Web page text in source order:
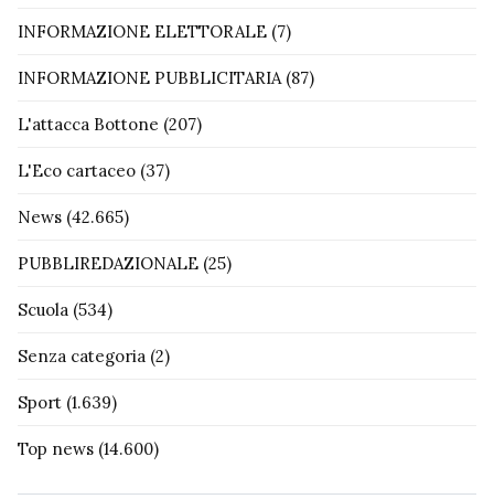
INFORMAZIONE ELETTORALE (7)
INFORMAZIONE PUBBLICITARIA(87)
L'attacca Bottone (207)
L'Eco cartaceo (37)
News (42.665)
PUBBLIREDAZIONALE (25)
Scuola (534)
Senza categoria (2)
Sport (1.639)
Top news (14.600)